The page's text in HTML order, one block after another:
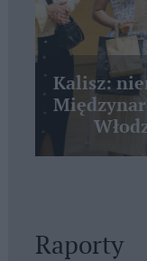
Kalisz:
Raporty